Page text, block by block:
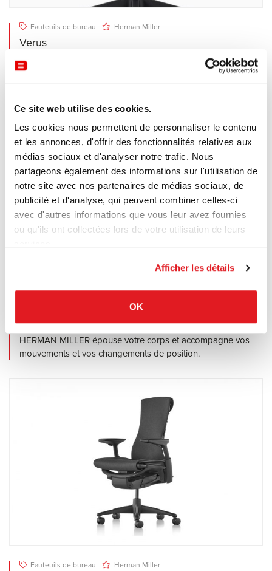
Ce site web utilise des cookies.
Les cookies nous permettent de personnaliser le contenu
et les annonces, d'offrir des fonctionnalités relatives aux
médias sociaux et d'analyser notre trafic. Nous
partageons également des informations sur l'utilisation de
notre site avec nos partenaires de médias sociaux, de
publicité et d'analyse, qui peuvent combiner celles-ci
avec d'autres informations que vous leur avez fournies
ou qu'ils ont collectées lors de votre utilisation de leurs
Afficher les détails
OK
Fauteuils de bureau Herman Miller
Verus
Verus réinvente le siège de travail abordable. Conçu dans
un esprit d’efficacité pour garantir soutien et alignement
ergonomiques.
Grâce à son design ergonomique sophistiqué, COSM de
HERMAN MILLER épouse votre corps et accompagne vos
mouvements et vos changements de position.
Fauteuils de bureau Herman Miller